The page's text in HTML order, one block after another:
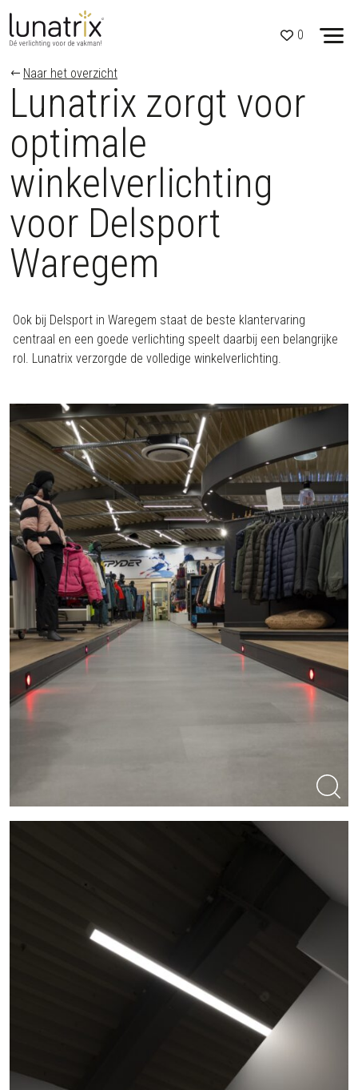
Skip to content
0
Naar het overzicht
Lunatrix zorgt voor
optimale
winkelverlichting
voor Delsport
Waregem
Ook bij Delsport in Waregem staat de beste klantervaring
centraal en een goede verlichting speelt daarbij een belangrijke
rol. Lunatrix verzorgde de volledige winkelverlichting.